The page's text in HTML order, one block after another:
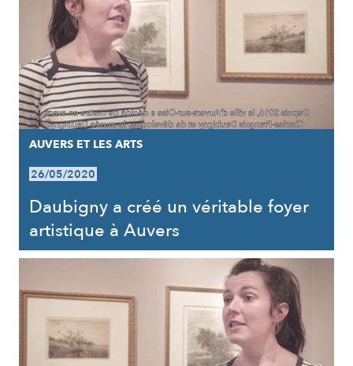
AUVERS ET LES ARTS
26/05/2020
Daubigny a créé un véritable foyer
artistique à Auvers